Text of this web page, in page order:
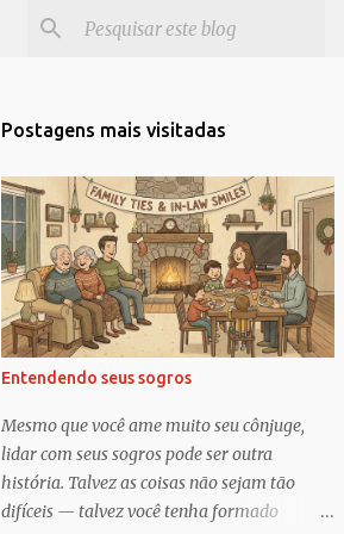
Postagens mais visitadas
Entendendo seus sogros
Mesmo que você ame muito seu cônjuge,
lidar com seus sogros pode ser outra
história. Talvez as coisas não sejam tão
difíceis — talvez você tenha formado